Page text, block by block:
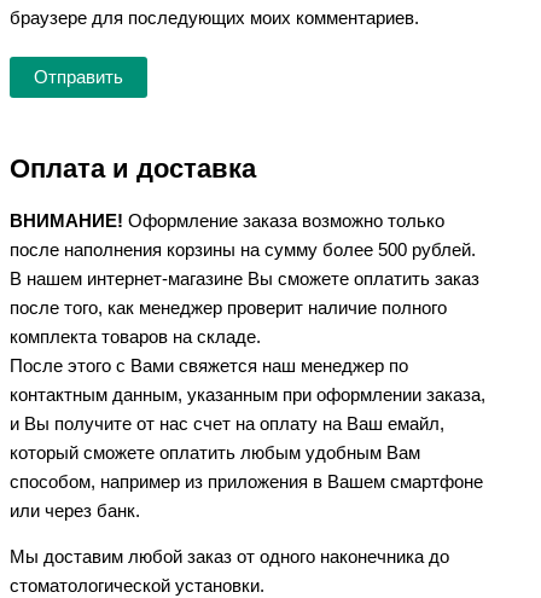
браузере для последующих моих комментариев.
Оплата и доставка
ВНИМАНИЕ! Оформление заказа возможно только
после наполнения корзины на сумму более 500 рублей.
В нашем интернет-магазине Вы сможете оплатить заказ
после того, как менеджер проверит наличие полного
комплекта товаров на складе.
После этого с Вами свяжется наш менеджер по
контактным данным, указанным при оформлении заказа,
и Вы получите от нас счет на оплату на Ваш емайл,
который сможете оплатить любым удобным Вам
способом, например из приложения в Вашем смартфоне
или через банк.
Мы доставим любой заказ от одного наконечника до
стоматологической установки.